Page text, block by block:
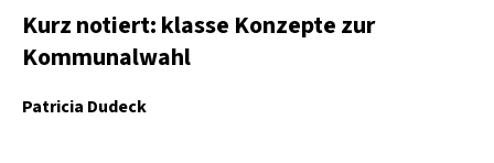
Kurz notiert: klasse Konzepte zur
Kommunalwahl
Patricia Dudeck